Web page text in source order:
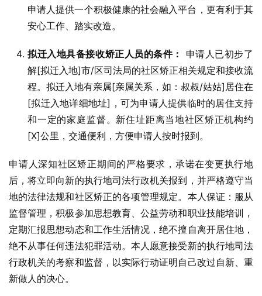
申请人提供一个积极健康的社会融入平台，更有利于其
安心工作、踏实改造。
拟迁入地具备接收矫正人员的条件：
申请人已初步了
解[拟迁入地]市/区司法局的社区矫正相关规定和接收流
程。拟迁入地有亲属[亲属关系，如：叔叔/姑姑]居住在
[拟迁入地详细地址]，可为申请人提供临时的居住支持
和一定的家庭监督。新住址距离当地社区矫正机构约
[X]公里，交通便利，方便申请人按时报到。
申请人深知社区矫正期间的严格要求，承诺在变更执行地
后，将立即向新的执行地司法行政机关报到，并严格遵守当
地的法律法规和社区矫正的各项管理规定。本人保证：服从
监督管理，积极参加思想教育、公益劳动和职业技能培训，
定期汇报思想动态和工作生活情况，绝不擅自离开居住地，
绝不从事任何违法犯罪活动。本人愿意接受新的执行地司法
行政机关的考察和监督，以实际行动证明自己改过自新、重
新做人的决心。